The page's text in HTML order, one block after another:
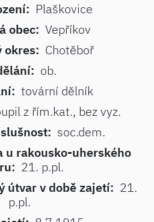
Plaškovice
obec: Vepříkov
okres: Chotěboř
ob.
tovární dělník
z řím.kat., bez vyz.
soc.dem.
u rakousko-uherského
21. p.pl.
útvar v době zajetí: 21.
p.pl.